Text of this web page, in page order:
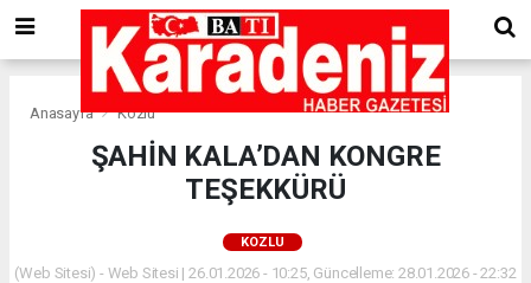
Anasayfa Kozlu
ŞAHİN KALA’DAN KONGRE
TEŞEKKÜRÜ
KOZLU
(Web Sitesi) - Web Sitesi | 26.01.2026 - 10:25, Güncelleme: 28.01.2026 - 22:32